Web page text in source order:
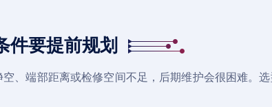
件要提前规划
、端部距离或检修空间不足，后期维护会很困难。